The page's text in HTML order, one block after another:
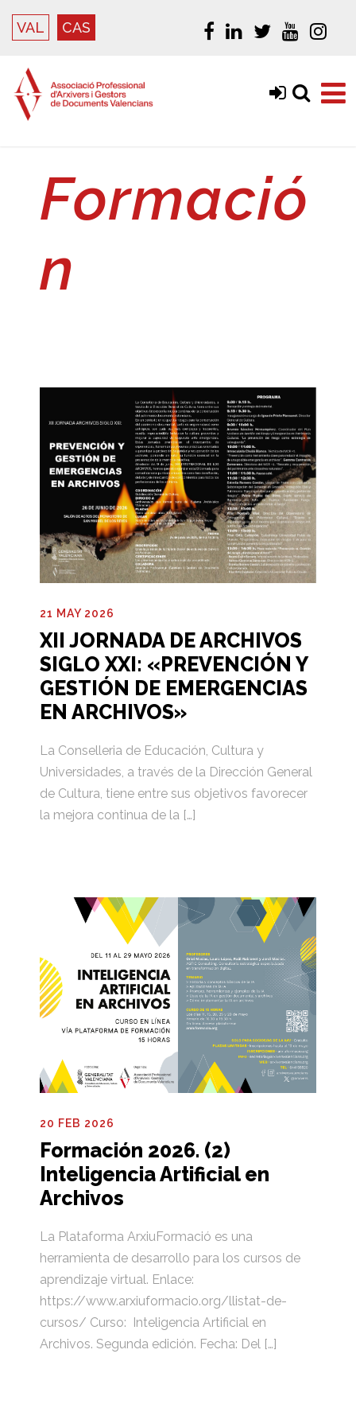
VAL CAS
Formació
n
21 MAY 2026
XII JORNADA DE ARCHIVOS
SIGLO XXI: «PREVENCIÓN Y
GESTIÓN DE EMERGENCIAS
EN ARCHIVOS»
La Conselleria de Educación, Cultura y
Universidades, a través de la Dirección General
de Cultura, tiene entre sus objetivos favorecer
la mejora continua de la […]
20 FEB 2026
Formación 2026. (2)
Inteligencia Artificial en
Archivos
La Plataforma ArxiuFormació es una
herramienta de desarrollo para los cursos de
aprendizaje virtual. Enlace:
https://www.arxiuformacio.org/llistat-de-
cursos/ Curso: Inteligencia Artificial en
Archivos. Segunda edición. Fecha: Del […]